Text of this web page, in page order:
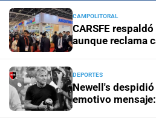
Campolitoral Revista Nosotros
Podcasts Mirador Provincial
Notife
CAMPOLITORAL
CARSFE
aunque reclama
DEPORTES
Newell's
emotivo